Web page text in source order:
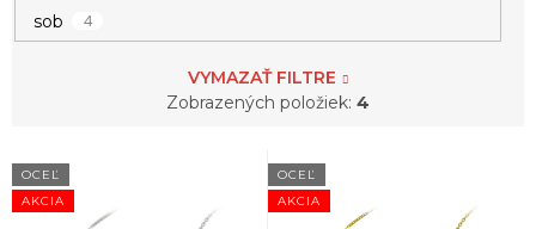
sob 4
VYMAZAŤ FILTRE
Zobrazených položiek: 4
V
ý
pAKCIA
OCEĽ
AKCIA
OCEĽ